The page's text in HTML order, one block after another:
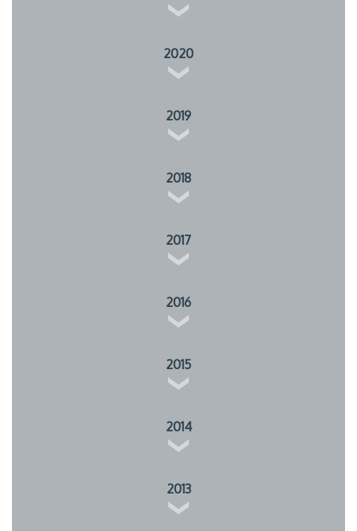
2020
2019
2018
2017
2016
2015
2014
2013